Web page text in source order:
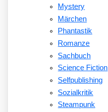
Mystery
Märchen
Phantastik
Romanze
Sachbuch
Science Fiction
Selfpublishing
Sozialkritik
Steampunk